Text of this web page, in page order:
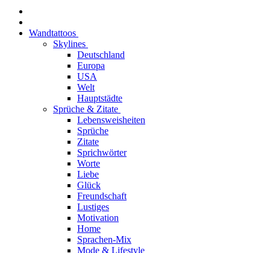
Wandtattoos
Skylines
Deutschland
Europa
USA
Welt
Hauptstädte
Sprüche & Zitate
Lebensweisheiten
Sprüche
Zitate
Sprichwörter
Worte
Liebe
Glück
Freundschaft
Lustiges
Motivation
Home
Sprachen-Mix
Mode & Lifestyle